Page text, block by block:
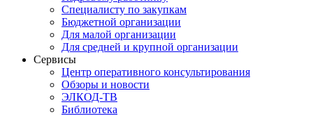
Специалисту по закупкам
Бюджетной организации
Для малой организации
Для средней и крупной организации
Сервисы
Центр оперативного консультирования
Обзоры и новости
ЭЛКОД-ТВ
Библиотека